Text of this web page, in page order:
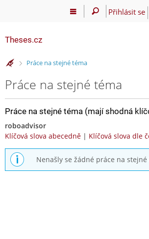
Přihlásit se
Theses.cz
>Práce na stejné téma
Práce na stejné téma
Práce na stejné téma (mají shodná
roboadvisor
Klíčová slova abecedně | Klíčová slova dle
Nenašly se žádné práce na stejné